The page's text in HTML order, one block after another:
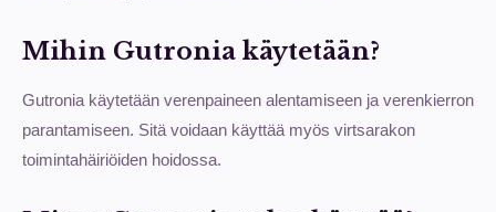
Mihin Gutronia käytetään?
Gutronia käytetään verenpaineen alentamiseen ja verenkierron
parantamiseen. Sitä voidaan käyttää myös virtsarakon
toimintahäiriöiden hoidossa.